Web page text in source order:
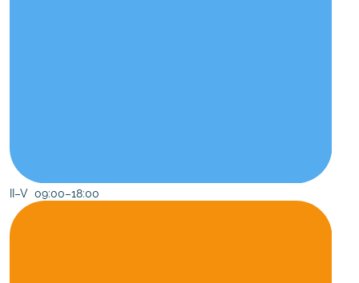
II–V 09:00–18:00